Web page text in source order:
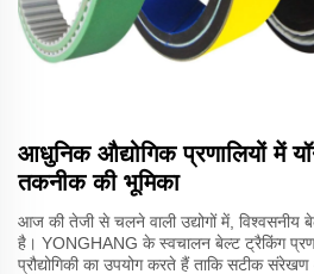
आधुनिक औद्योगिक प्रणालियों में
तकनीक की भूमिका
आज की तेजी से चलने वाली उद्योगों में, विश्वसनीय
है। YONGHANG के स्वचालन बेल्ट ट्रैकिंग
प्रौद्योगिकी का उपयोग करते हैं ताकि सटीक